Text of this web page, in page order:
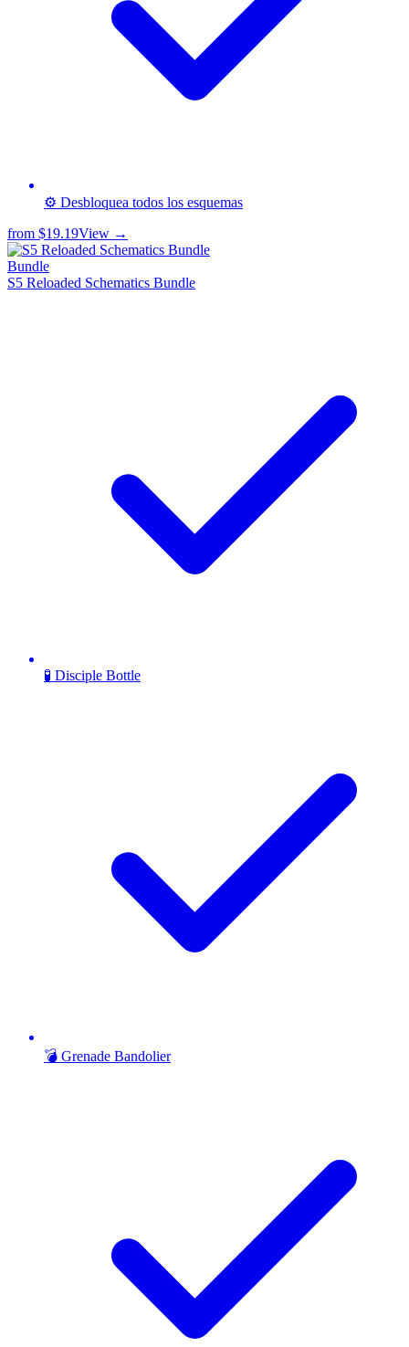
⚙️ Desbloquea todos los esquemas
from $19.19View →
Bundle
S5 Reloaded Schematics Bundle
🧪 Disciple Bottle
💣 Grenade Bandolier